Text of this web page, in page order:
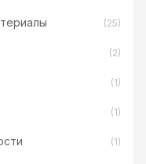
(25)
(2)
(1)
(1)
(1)